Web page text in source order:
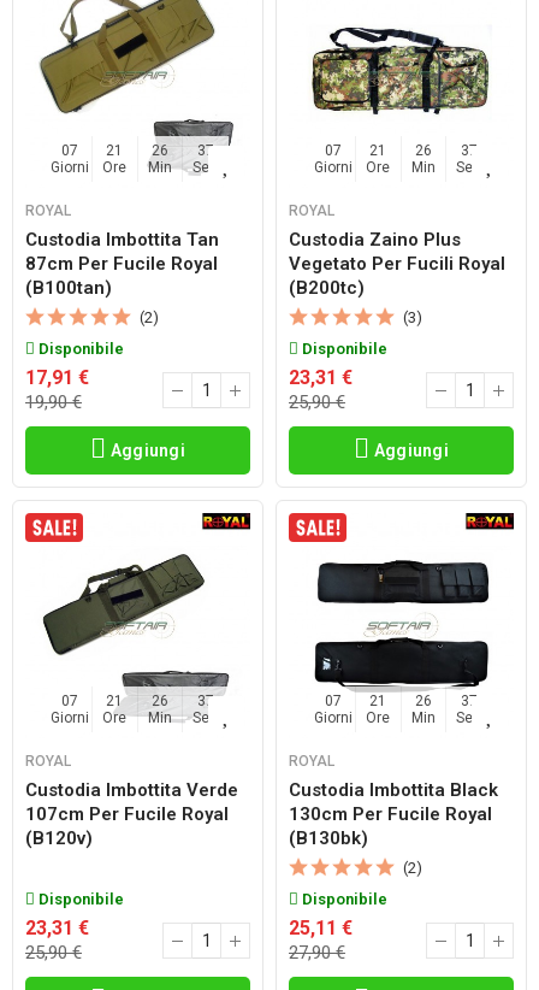
07
Giorni
21
Ore
26
Min
36
Sec
ROYAL
Custodia Imbottita Tan
87cm Per Fucile Royal
(b100tan)
(2)
Disponibile
17,91 €
19,90 €
Aggiungi
07
Giorni
21
Ore
26
Min
36
Sec
ROYAL
Custodia Zaino Plus
Vegetato Per Fucili Royal
(b200tc)
(3)
Disponibile
23,31 €
25,90 €
Aggiungi
07
Giorni
21
Ore
26
Min
36
Sec
ROYAL
Custodia Imbottita Verde
107cm Per Fucile Royal
(b120v)
Disponibile
23,31 €
25,90 €
07
Giorni
21
Ore
26
Min
36
Sec
ROYAL
Custodia Imbottita Black
130cm Per Fucile Royal
(b130bk)
(2)
Disponibile
25,11 €
27,90 €